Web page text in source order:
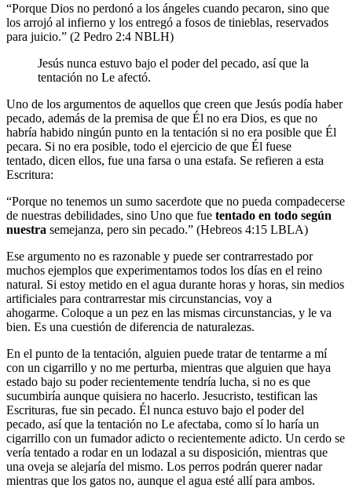
“Porque Dios no perdonó a los ángeles cuando pecaron, sino que
los arrojó al infierno y los entregó a fosos de tinieblas, reservados
para juicio.” (2 Pedro 2:4 NBLH)
Jesús nunca estuvo bajo el poder del pecado, así que la
tentación no Le afectó.
Uno de los argumentos de aquellos que creen que Jesús podía haber
pecado, además de la premisa de que Él no era Dios, es que no
habría habido ningún punto en la tentación si no era posible que Él
pecara. Si no era posible, todo el ejercicio de que Él fuese
tentado, dicen ellos, fue una farsa o una estafa. Se refieren a esta
Escritura:
“Porque no tenemos un sumo sacerdote que no pueda compadecerse
de nuestras debilidades, sino Uno que fue tentado en todo según
nuestra semejanza, pero sin pecado.” (Hebreos 4:15 LBLA)
Ese argumento no es razonable y puede ser contrarrestado por
muchos ejemplos que experimentamos todos los días en el reino
natural. Si estoy metido en el agua durante horas y horas, sin medios
artificiales para contrarrestar mis circunstancias, voy a
ahogarme. Coloque a un pez en las mismas circunstancias, y le va
bien. Es una cuestión de diferencia de naturalezas.
En el punto de la tentación, alguien puede tratar de tentarme a mí
con un cigarrillo y no me perturba, mientras que alguien que haya
estado bajo su poder recientemente tendría lucha, si no es que
sucumbiría aunque quisiera no hacerlo. Jesucristo, testifican las
Escrituras, fue sin pecado. Él nunca estuvo bajo el poder del
pecado, así que la tentación no Le afectaba, como sí lo haría un
cigarrillo con un fumador adicto o recientemente adicto. Un cerdo se
vería tentado a rodar en un lodazal a su disposición, mientras que
una oveja se alejaría del mismo. Los perros podrán querer nadar
mientras que los gatos no, aunque el agua esté allí para ambos.